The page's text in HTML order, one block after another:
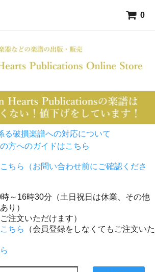
0
る破損楽譜への対応について
方へのガイドはこちら
ちら（お問い合わせ前にご確認くださ
～16時30分（土日祝日は休業、その他
り）
文いただけます）
ちら
（会員登録をしなくてもご注文いた